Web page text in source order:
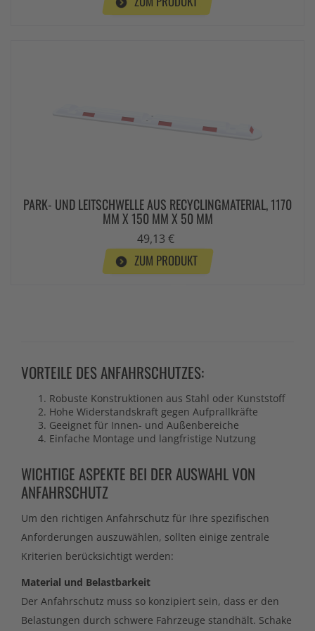
PARK- UND LEITSCHWELLE AUS RECYCLINGMATERIAL, 1170
MM X 150 MM X 50 MM
49,13 €
ZUM PRODUKT
VORTEILE DES ANFAHRSCHUTZES:
Robuste Konstruktionen aus Stahl oder Kunststoff
Hohe Widerstandskraft gegen Aufprallkräfte
Geeignet für Innen- und Außenbereiche
Einfache Montage und langfristige Nutzung
WICHTIGE ASPEKTE BEI DER AUSWAHL VON
ANFAHRSCHUTZ
Um den richtigen Anfahrschutz für Ihre spezifischen
Anforderungen auszuwählen, sollten einige zentrale
Kriterien berücksichtigt werden:
Material und Belastbarkeit
Der Anfahrschutz muss so konzipiert sein, dass er den
Belastungen durch schwere Fahrzeuge standhält. Schake